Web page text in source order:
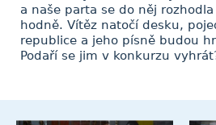
a naše parta se do něj
hodně. Vítěz natočí desku,
republice a jeho písně budou
Podaří se jim v konkurzu